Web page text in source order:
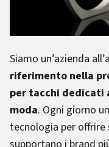
Siamo un’azienda
riferimento nella
per tacchi dedicati
moda. Ogni giorno
tecnologia per